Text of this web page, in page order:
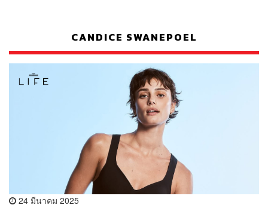
CANDICE SWANEPOEL
24 มีนาคม 2025